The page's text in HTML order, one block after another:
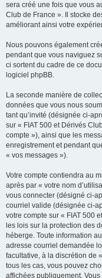
sera créé une fois que vous
Club de France ». Il stocke
améliorant ainsi votre
Nous pouvons également
pendant que vous naviguez
ci sortent du cadre de ce
logiciel phpBB.
La seconde manière de
données que vous nous
tant qu’invité (désignée ci-
sur « FIAT 500 et Dérivés
compte »), ainsi que les
enregistrement et pendant
« vos messages »).
Votre compte contiendra au
après par « votre nom
vous connecter (désigné ci-
courriel valide (désignée ci-
votre compte sur « FIAT 500
les lois sur la protection des
héberge. Toute information
adresse courriel demandée
facultative, à la discrétion de
tous les cas, vous pouvez
affichées publiquement.